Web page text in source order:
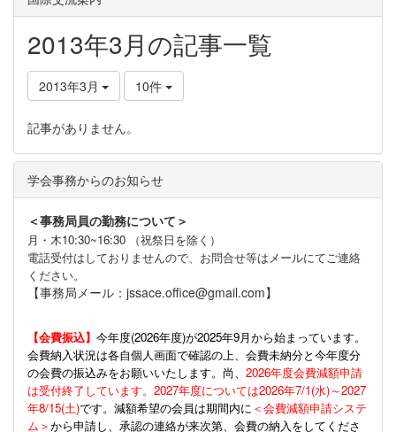
2013年3月の記事一覧
2013年3月 10件
記事がありません。
学会事務からのお知らせ
＜事務局員の勤務について＞
月・木10:30~16:30 （祝祭日を除く）
電話受付はしておりませんので、お問合せ等はメールにてご連絡
ください。
【事務局メール：jssace.office@gmail.com】
【会費振込】 今年度(2026年度)が2025年9月から始まっています。
会費納入状況は各自個人画面で確認の上、会費未納分と今年度分
の会費の振込みをお願いいたします。尚、 2026年度会費減額申請
は受付終了しています。2027年度については2026年7/1(水)～2027
年8/15(土)です。減額希望の会員は期間内に ＜会費減額申請システ
ム＞から申請し、承認の連絡が来次第、会費の納入をしてくださ